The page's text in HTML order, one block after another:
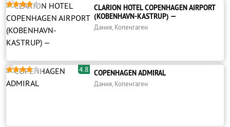

CLARION HOTEL COPENHAGEN AIRPORT
(KOBENHAVN-KASTRUP) —
Дания, Копенгаген
 4.8 COPENHAGEN ADMIRAL
Дания, Копенгаген